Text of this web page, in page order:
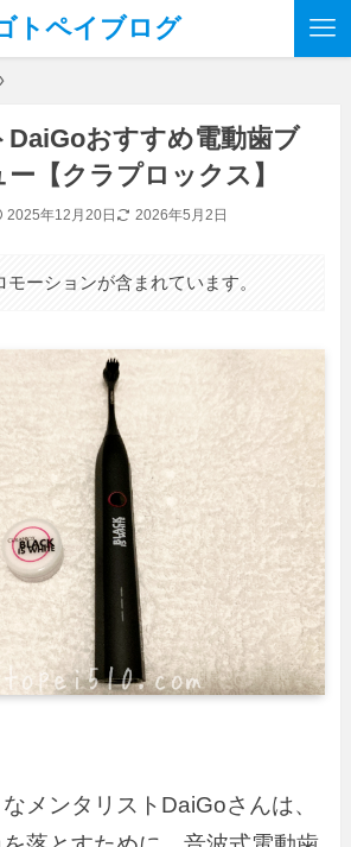
トペイブログ
DaiGoおすすめ電動歯ブ
【クラプロックス】
2025年12月20日 2026年5月2日
ーションが含まれています。
メンタリストDaiGoさんは、